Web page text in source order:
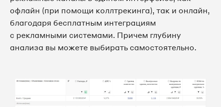
офлайн (при помощи коллтрекинга), так и онлайн,
благодаря бесплатным интеграциям
с рекламными системами. Причем глубину
анализа вы можете выбирать самостоятельно.